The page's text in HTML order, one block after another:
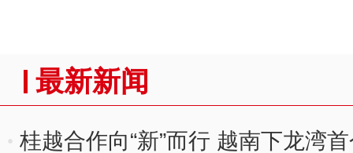
最新新闻
桂越合作向“新”而行 越南下龙湾